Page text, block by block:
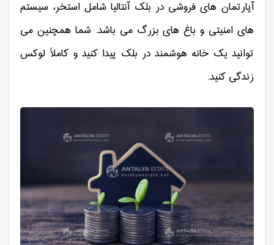
آپارتمان های فروشی در بلک آنتالیا شامل استخر، سیستم
های امنیتی و باغ های بزرگ می باشد. شما همچنین می
توانید یک خانه هوشمند در بلک پیدا کنید و کاملاً لوکس
زندگی کنید.